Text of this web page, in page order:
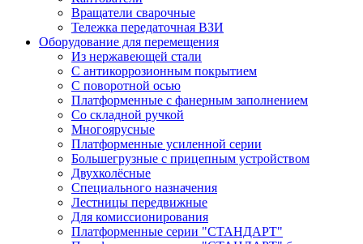
Вращатели сварочные
Тележка передаточная ВЗИ
Оборудование для перемещения
Из нержавеющей стали
С антикоррозионным покрытием
С поворотной осью
Платформенные с фанерным заполнением
Со складной ручкой
Многоярусные
Платформенные усиленной серии
Большегрузные с прицепным устройством
Двухколёсные
Специального назначения
Лестницы передвижные
Для комиссионирования
Платформенные серии "СТАНДАРТ"